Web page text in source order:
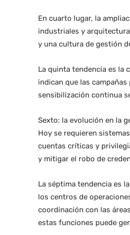
En cuarto lugar, la
industriales y
y una cultura de gestión
La quinta tendencia es la
indican que las
sensibilización continua
Sexto: la evolución en la
Hoy se requieren
cuentas críticas y
y mitigar el robo de
La séptima tendencia es
los centros de
coordinación con las
estas funciones puede